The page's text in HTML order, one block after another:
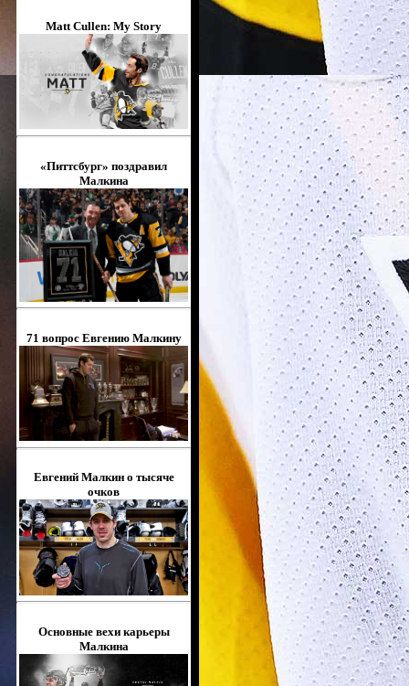
Matt Cullen: My Story
«Питтсбург» поздравил
Малкина
71 вопрос Евгению Малкину
Евгений Малкин о тысяче
очков
Основные вехи карьеры
Малкина